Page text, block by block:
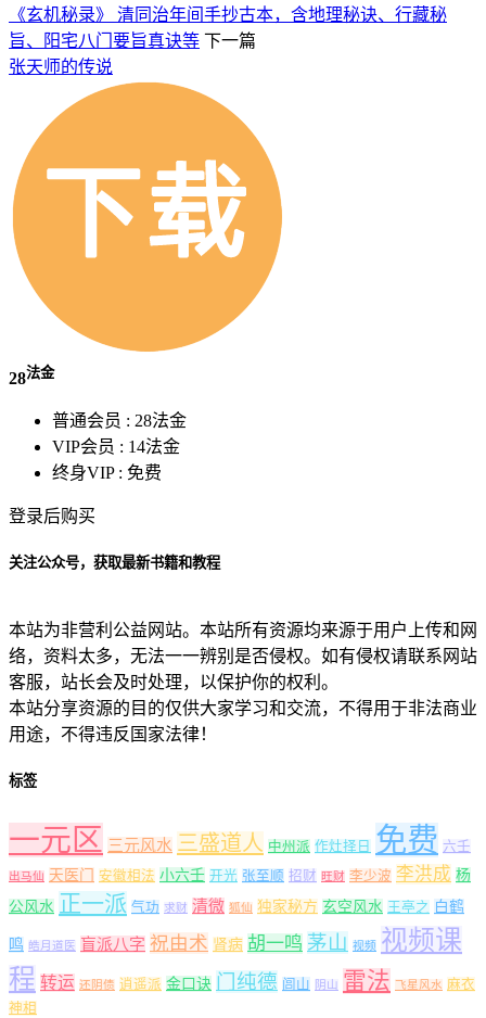
《玄机秘录》 清同治年间手抄古本，含地理秘诀、行藏秘
旨、阳宅八门要旨真诀等 下一篇
张天师的传说
28法金
普通会员 : 28法金
VIP会员 : 14法金
终身VIP : 免费
登录后购买
关注公众号，获取最新书籍和教程
本站为非营利公益网站。本站所有资源均来源于用户上传和网
络，资料太多，无法一一辨别是否侵权。如有侵权请联系网站
客服，站长会及时处理，以保护你的权利。
本站分享资源的目的仅供大家学习和交流，不得用于非法商业
用途，不得违反国家法律！
标签
一元区 三元风水 三盛道人 中州派 作灶择日 免费 六壬
出马仙 天医门 安徽相法 小六壬 开光 张至顺 招财 旺财 李少波 李洪成 杨
公风水 正一派 气功 求财 清微 狐仙 独家秘方 玄空风水 王亭之 白鹤
鸣 皓月道医 盲派八字 祝由术 肾病 胡一鸣 茅山 视频 视频课
程 转运 还阴债 逍遥派 金口诀 门纯德 闾山 阴山 雷法 飞星风水 麻衣
神相